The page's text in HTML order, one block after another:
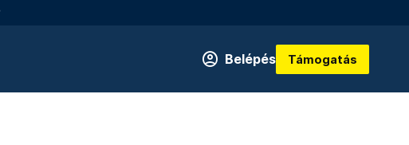
Belépés Támogatás